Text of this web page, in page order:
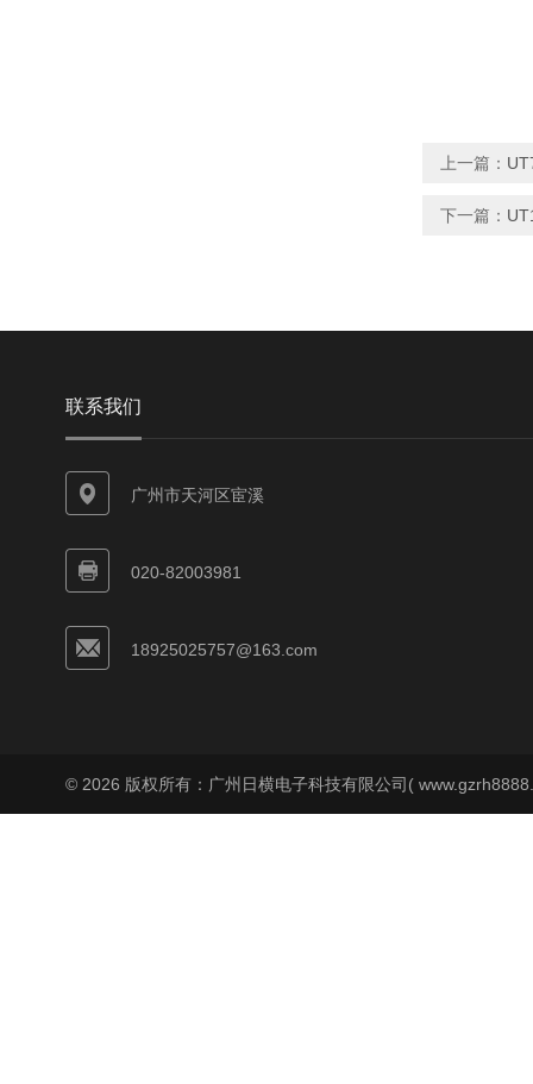
上一篇：
下一篇：
联系我们
广州市天河区宦溪
020-82003981
18925025757@163.com
© 2026 版权所有：广州日横电子科技有限公司(